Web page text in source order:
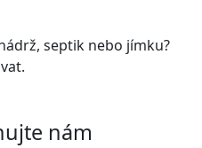
septik nebo jímku?
nám